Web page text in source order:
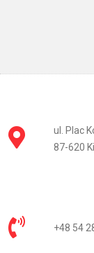
ul. Plac
87-620
+48 54